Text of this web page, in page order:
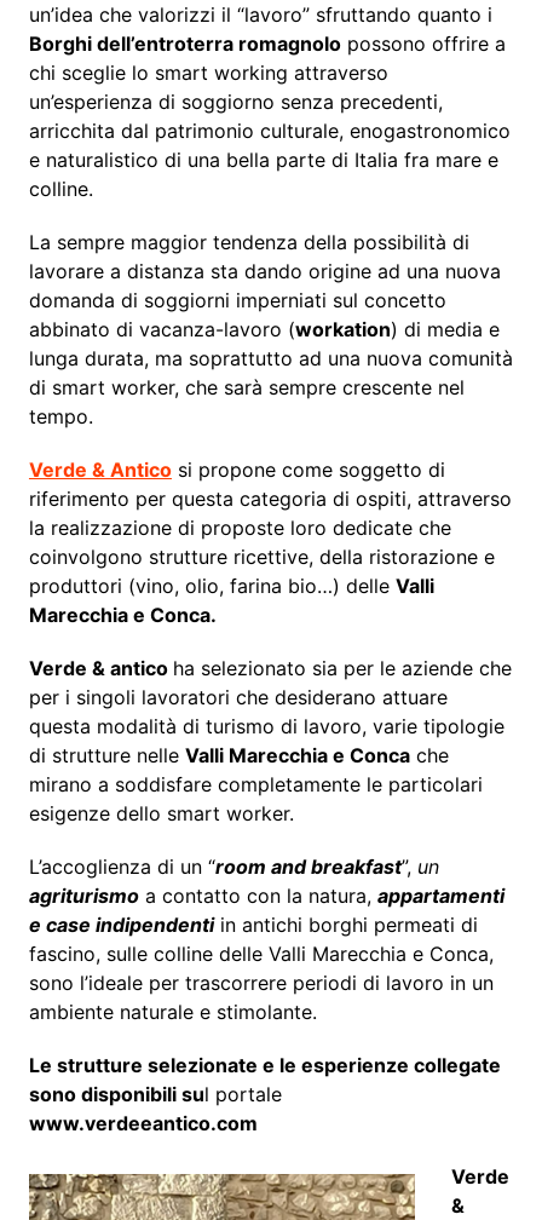
un’idea che valorizzi il “lavoro” sfruttando quanto i
Borghi dell’entroterra romagnolopossono offrire a
chi sceglie lo smart working attraverso
un’esperienza di soggiorno senza precedenti,
arricchita dal patrimonio culturale, enogastronomico
e naturalistico di una bella parte di Italia fra mare e
colline.
La sempre maggior tendenza della possibilità di
lavorare a distanza sta dando origine ad una nuova
domanda di soggiorni imperniati sul concetto
abbinato di vacanza-lavoro (workation) di media e
lunga durata, ma soprattutto ad una nuova comunità
di smart worker, che sarà sempre crescente nel
tempo.
Verde & Anticosi propone come soggetto di
riferimento per questa categoria di ospiti, attraverso
la realizzazione di proposte loro dedicate che
coinvolgono strutture ricettive, della ristorazione e
produttori (vino, olio, farina bio…) delle Valli
Marecchia e Conca.
Verde & antico ha selezionato sia per le aziende che
per i singoli lavoratori che desiderano attuare
questa modalità di turismo di lavoro, varie tipologie
di strutture nelle Valli Marecchia e Concache
mirano a soddisfare completamente le particolari
esigenze dello smart worker.
L’accoglienza di un “room and breakfast”, un
agriturismoa contatto con la natura, appartamenti
e case indipendenti in antichi borghi permeati di
fascino, sulle colline delle Valli Marecchia e Conca,
sono l’ideale per trascorrere periodi di lavoro in un
ambiente naturale e stimolante.
Le strutture selezionate e le esperienze collegate
sono disponibili sul portale
www.verdeeantico.com
Verde
&